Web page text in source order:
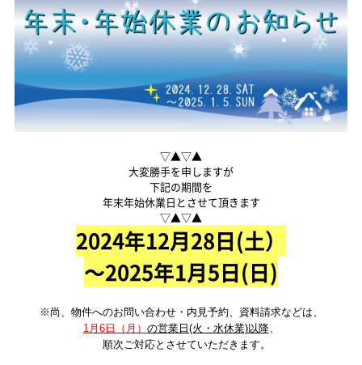
▽▲▽▲
大変勝手を申しますが
下記の期間を
年末年始休業日とさせて頂きます
▽▲▽▲
2024年12月28日(土）
～2025年1月5日(日)
※尚、物件へのお問い合わせ・内見予約、資料請求などは、
1月6日（月） の営業日(火・水休業)以降、
順次ご対応とさせていただきます。